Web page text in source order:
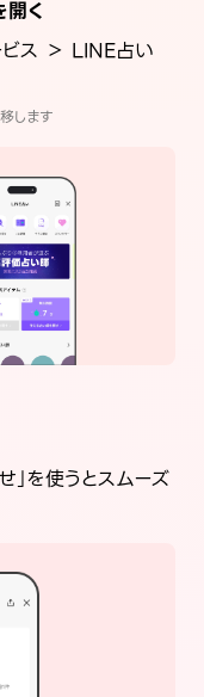
開く
ス ＞ LINE占い
します
」を使うとスムーズ